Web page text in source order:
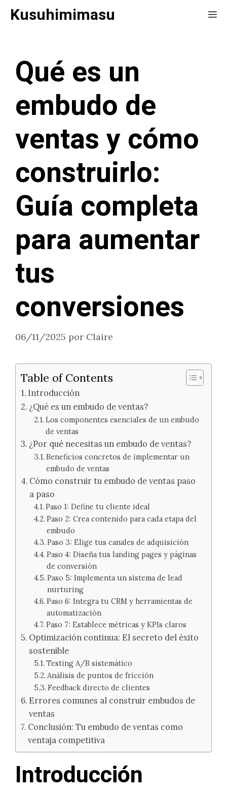
SaltarKusuhimimasu
Qué es un
embudo de
ventas y cómo
construirlo:
Guía completa
para aumentar
tus
conversiones
06/11/2025 por Claire
Table of Contents
Introducción
¿Qué es un embudo de ventas?
Los componentes esenciales de un embudo
de ventas
¿Por qué necesitas un embudo de ventas?
Beneficios concretos de implementar un
embudo de ventas
Cómo construir tu embudo de ventas paso
a paso
Paso 1: Define tu cliente ideal
Paso 2: Crea contenido para cada etapa del
embudo
Paso 3: Elige tus canales de adquisición
Paso 4: Diseña tus landing pages y páginas
de conversión
Paso 5: Implementa un sistema de lead
nurturing
Paso 6: Integra tu CRM y herramientas de
automatización
Paso 7: Establece métricas y KPIs claros
Optimización continua: El secreto del éxito
sostenible
Testing A/B sistemático
Análisis de puntos de fricción
Feedback directo de clientes
Errores comunes al construir embudos de
ventas
Conclusión: Tu embudo de ventas como
ventaja competitiva
Introducción